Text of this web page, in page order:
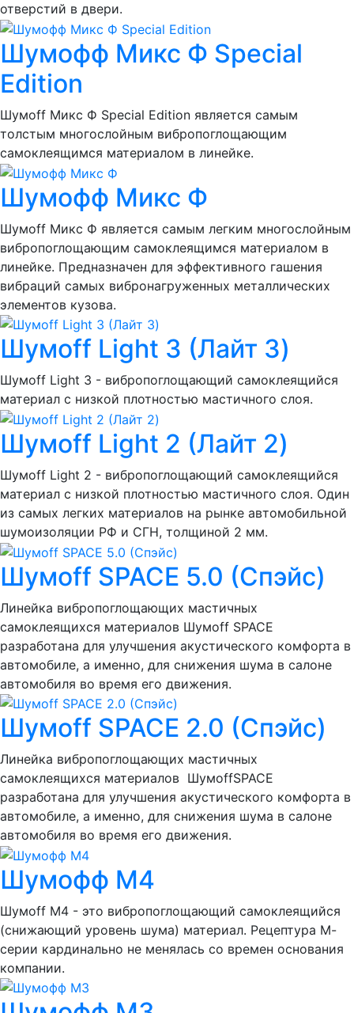
отверстий в двери.
Шумофф Микс Ф Special
Edition
Шумоff Микс Ф Special Edition является самым
толстым многослойным вибропоглощающим
самоклеящимся материалом в линейке.
Шумофф Микс Ф
Шумоff Микс Ф является самым легким многослойным
вибропоглощающим самоклеящимся материалом в
линейке. Предназначен для эффективного гашения
вибраций самых вибронагруженных металлических
элементов кузова.
Шумоff Light 3 (Лайт 3)
Шумоff Light 3 - вибропоглощающий самоклеящийся
материал с низкой плотностью мастичного слоя.
Шумоff Light 2 (Лайт 2)
Шумоff Light 2 - вибропоглощающий самоклеящийся
материал с низкой плотностью мастичного слоя. Один
из самых легких материалов на рынке автомобильной
шумоизоляции РФ и СГН, толщиной 2 мм.
Шумoff SPACE 5.0 (Спэйс)
Линейка вибропоглощающих мастичных
самоклеящихся материалов Шумоff SPACE
разработана для улучшения акустического комфорта в
автомобиле, а именно, для снижения шума в салоне
автомобиля во время его движения.
Шумoff SPACE 2.0 (Спэйс)
Линейка вибропоглощающих мастичных
самоклеящихся материалов ШумоffSPACE
разработана для улучшения акустического комфорта в
автомобиле, а именно, для снижения шума в салоне
автомобиля во время его движения.
Шумофф М4
Шумоff M4 - это вибропоглощающий самоклеящийся
(снижающий уровень шума) материал. Рецептура М-
серии кардинально не менялась со времен основания
компании.